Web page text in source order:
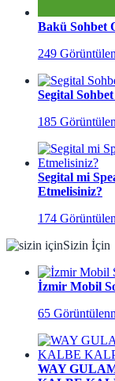
Bakü Sohbet
249
Segital
185
Segital mi
Etmelisiniz?
174
Sizin İçin
İzmir Mobil
65
WAY